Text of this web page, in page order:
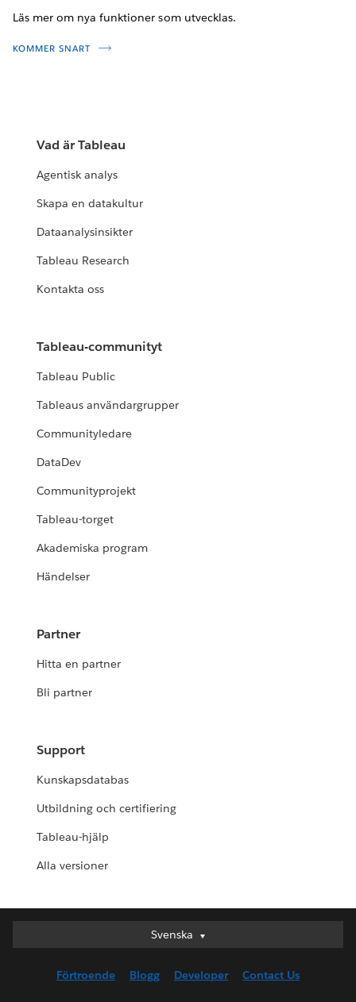
Läs mer om nya funktioner som utvecklas.
KOMMER SNART
Vad är Tableau
Agentisk analys
Skapa en datakultur
Dataanalysinsikter
Tableau Research
Kontakta oss
Tableau-communityt
Tableau Public
Tableaus användargrupper
Communityledare
DataDev
Communityprojekt
Tableau-torget
Akademiska program
Händelser
Partner
Hitta en partner
Bli partner
Support
Kunskapsdatabas
Utbildning och certifiering
Tableau-hjälp
Alla versioner
Svenska
Svenska
English (UK)
Förtroende Blogg Developer Contact Us